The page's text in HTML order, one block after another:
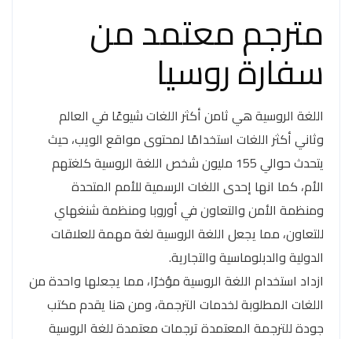
مترجم معتمد من
سفارة روسيا
اللغة الروسية هي ثامن أكثر اللغات شيوعًا في العالم
وثاني أكثر اللغات استخدامًا لمحتوى مواقع الويب، حيث
يتحدث حوالي 155 مليون شخص اللغة الروسية كلغتهم
الأم، كما انها إحدى اللغات الرسمية للأمم المتحدة
ومنظمة الأمن والتعاون في أوروبا ومنظمة شنغهاي
للتعاون، مما يجعل اللغة الروسية لغة مهمة للعلاقات
الدولية والدبلوماسية والتجارية.
ازداد استخدام اللغة الروسية مؤخرًا، مما يجعلها واحدة من
اللغات المطلوبة لخدمات الترجمة، ومن هنا يقدم مكتب
جودة للترجمة المعتمدة ترجمات معتمدة للغة الروسية